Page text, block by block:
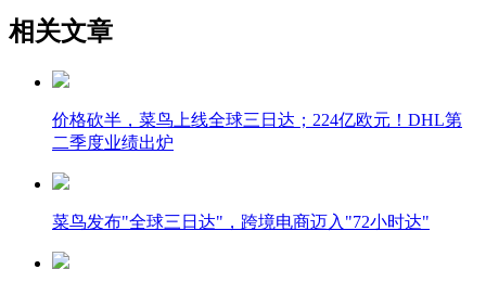
相关文章
价格砍半，菜鸟上线全球三日达；224亿欧元！DHL第
二季度业绩出炉
菜鸟发布"全球三日达"，跨境电商迈入"72小时达"